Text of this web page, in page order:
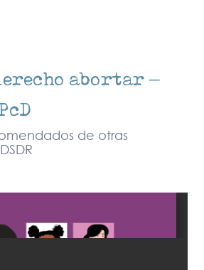
abortar –
de otras